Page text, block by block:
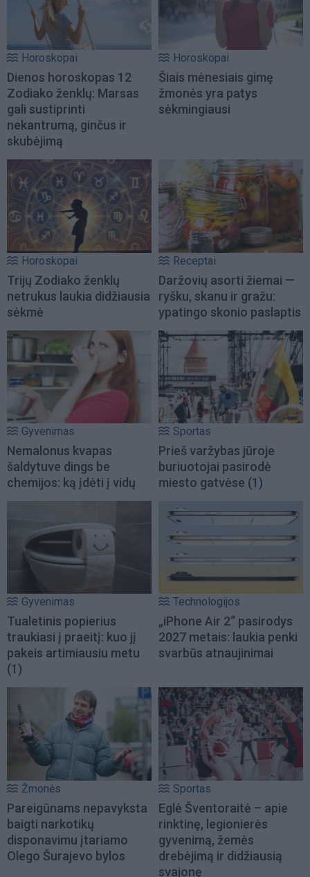
Horoskopai
Dienos horoskopas 12
Zodiako ženklų: Marsas
gali sustiprinti
nekantrumą, ginčus ir
skubėjimą
Horoskopai
Šiais mėnesiais gimę
žmonės yra patys
sėkmingiausi
Horoskopai
Trijų Zodiako ženklų
netrukus laukia didžiausia
sėkmė
Receptai
Daržovių asorti žiemai —
ryšku, skanu ir gražu:
ypatingo skonio paslaptis
Gyvenimas
Nemalonus kvapas
šaldytuve dings be
chemijos: ką įdėti į vidų
Sportas
Prieš varžybas jūroje
buriuotojai pasirodė
miesto gatvėse (1)
Gyvenimas
Tualetinis popierius
traukiasi į praeitį: kuo jį
pakeis artimiausiu metu
(1)
Technologijos
„iPhone Air 2“ pasirodys
2027 metais: laukia penki
svarbūs atnaujinimai
Žmonės
Pareigūnams nepavyksta
baigti narkotikų
disponavimu įtariamo
Olego Šurajevo bylos
Sportas
Eglė Šventoraitė – apie
rinktinę, legionierės
gyvenimą, žemės
drebėjimą ir didžiausią
svajonę